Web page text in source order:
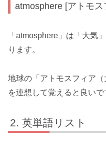
atmosphere [アトモス
「atmosphere」は「大気
ります。
地球の「アトモスフィア（
を連想して覚えると良いで
英単語リスト